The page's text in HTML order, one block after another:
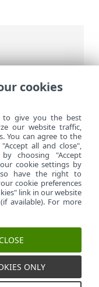
ESET
>
εργασίας
cookies
to give you the best
our website traffic,
You can agree to the
all and close",
choosing "Accept
cookie settings by
have the right to
cookie preferences
link in our website
available). For more
ONLY